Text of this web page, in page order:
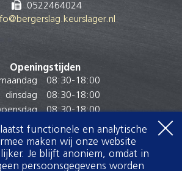
0522464024
Openingstijden
08:30-18:00
dinsdag
08:30-18:00
08:30-18:00
08:30 -
vrijdag
08:30- 18:00
zaterdag
07:30-17:00
zondag
Gesloten
functionele en analytische
maken wij onze website
Je blijft anoniem, omdat in
persoonsgegevens worden